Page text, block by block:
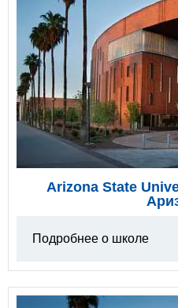
Arizona State
Подробнее о школе